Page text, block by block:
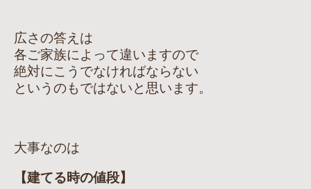
広さの答えは
各ご家族によって違いますので
絶対にこうでなければならない
というのもではないと思います。
大事なのは
【建てる時の値段】